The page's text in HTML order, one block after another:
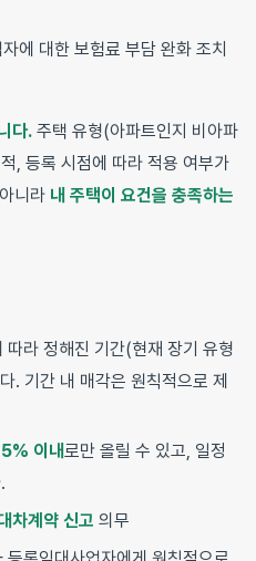
에 대한 보험료 부담 완화 조치
다. 주택 유형(아파트인지 비아파
, 등록 시점에 따라 적용 여부가
니라 내 주택이 요건을 충족하는
라 정해진 기간(현재 장기 유형
. 기간 내 매각은 원칙적으로 제
5% 이내로만 올릴 수 있고, 일정
차계약 신고 의무